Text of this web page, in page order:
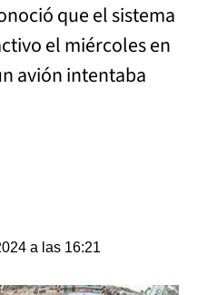
que el sistema
el miércoles en
avión intentaba
a las 16:21